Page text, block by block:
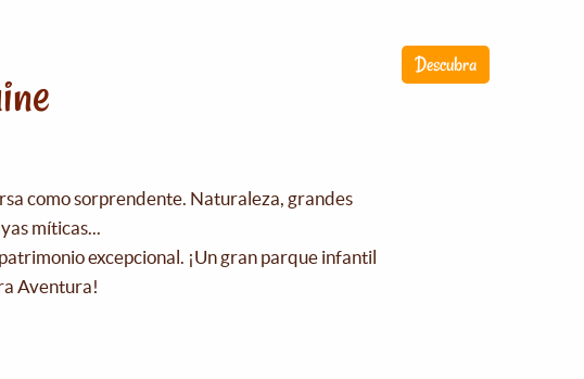
Descubra
como sorprendente. Naturaleza, grandes
míticas...
excepcional. ¡Un gran parque infantil
Aventura!